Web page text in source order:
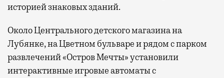
историей знаковых зданий.
Около Центрального детского магазина на
Лубянке, на Цветном бульваре и рядом с парком
развлечений «Остров Мечты» установили
интерактивные игровые автоматы с